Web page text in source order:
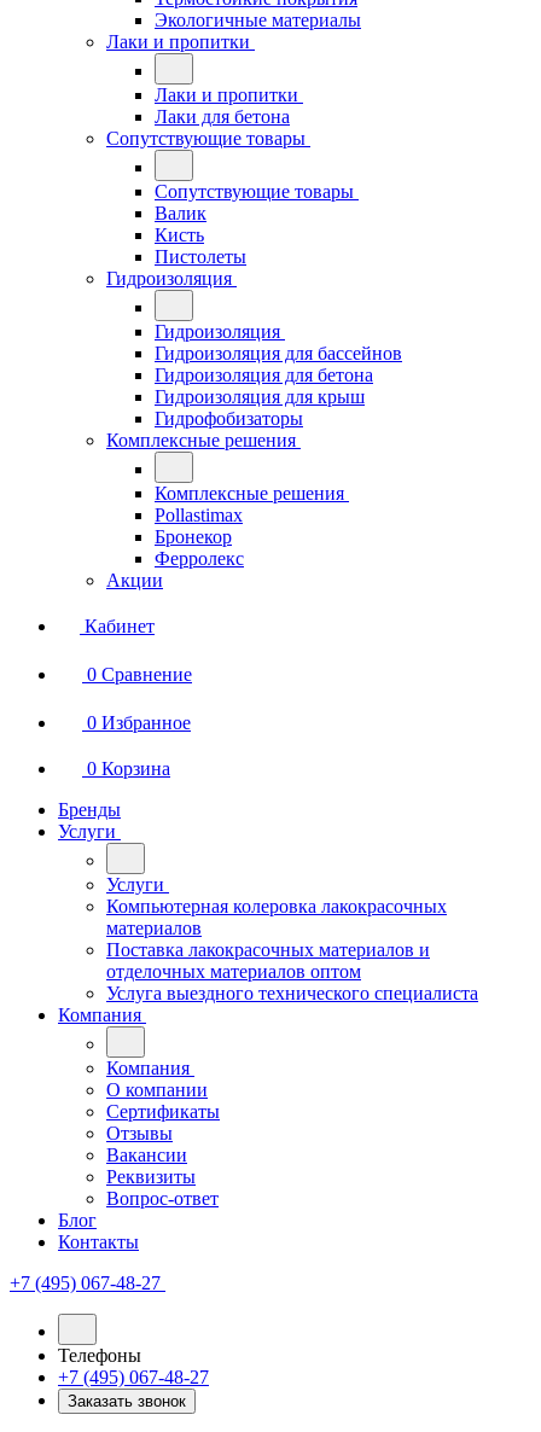
Экологичные материалы
Лаки и пропитки
Лаки и пропитки
Лаки для бетона
Сопутствующие товары
Сопутствующие товары
Валик
Кисть
Пистолеты
Гидроизоляция
Гидроизоляция
Гидроизоляция для бассейнов
Гидроизоляция для бетона
Гидроизоляция для крыш
Гидрофобизаторы
Комплексные решения
Комплексные решения
Pollastimax
Бронекор
Ферролекс
Акции
Кабинет
0 Сравнение
0 Избранное
0 Корзина
Бренды
Услуги
Услуги
Компьютерная колеровка лакокрасочных
материалов
Поставка лакокрасочных материалов и
отделочных материалов оптом
Услуга выездного технического специалиста
Компания
Компания
О компании
Сертификаты
Отзывы
Вакансии
Реквизиты
Вопрос-ответ
Блог
Контакты
+7 (495) 067-48-27
Телефоны
+7 (495) 067-48-27
Заказать звонок